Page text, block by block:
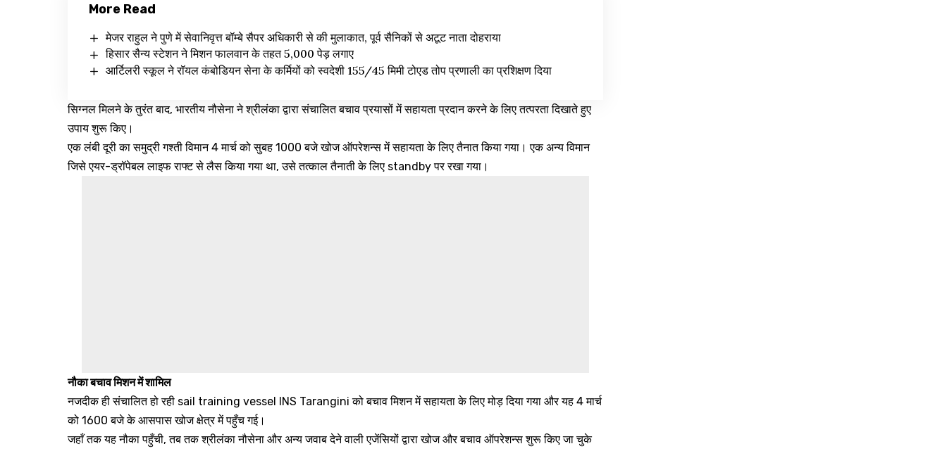
More Read
मेजर राहुल ने पुणे में सेवानिवृत्त बॉम्बे सैपर अधिकारी से की मुलाकात, पूर्व सैनिकों से अटूट नाता दोहराया
हिसार सैन्य स्टेशन ने मिशन फालवान के तहत 5,000 पेड़ लगाए
आर्टिलरी स्कूल ने रॉयल कंबोडियन सेना के कर्मियों को स्वदेशी 155/45 मिमी टोएड तोप प्रणाली का प्रशिक्षण दिया
सिग्नल मिलने के तुरंत बाद, भारतीय नौसेना ने श्रीलंका द्वारा संचालित बचाव प्रयासों में सहायता प्रदान करने के लिए तत्परता दिखाते हुए
उपाय शुरू किए।
एक लंबी दूरी का समुद्री गश्ती विमान 4 मार्च को सुबह 1000 बजे खोज ऑपरेशन्स में सहायता के लिए तैनात किया गया। एक अन्य विमान
जिसे एयर-ड्रॉपेबल लाइफ राफ्ट से लैस किया गया था, उसे तत्काल तैनाती के लिए standby पर रखा गया।
नौका बचाव मिशन में शामिल
नजदीक ही संचालित हो रही sail training vessel INS Tarangini को बचाव मिशन में सहायता के लिए मोड़ दिया गया और यह 4 मार्च
को 1600 बजे के आसपास खोज क्षेत्र में पहुँच गई।
जहाँ तक यह नौका पहुँची, तब तक श्रीलंका नौसेना और अन्य जवाब देने वाली एजेंसियों द्वारा खोज और बचाव ऑपरेशन्स शुरू किए जा चुके